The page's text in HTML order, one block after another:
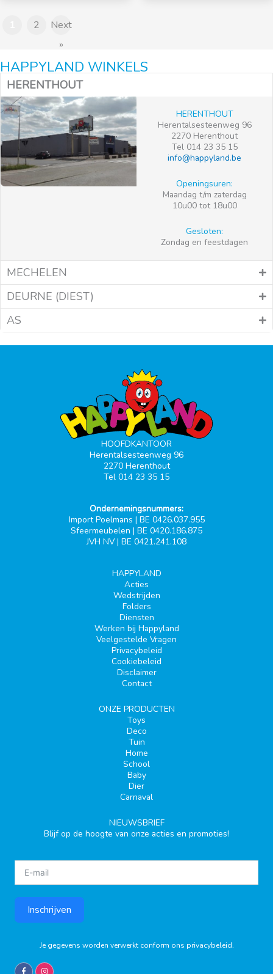
€59,95.
€49,95.
2
Next
»
HAPPYLAND WINKELS
HERENTHOUT
HERENTHOUT
Herentalsesteenweg 96
2270 Herenthout
Tel 014 23 35 15
info@happyland.be
Openingsuren:
Maandag t/m zaterdag
10u00 tot 18u00
Gesloten:
Zondag en feestdagen
MECHELEN
DEURNE (DIEST)
AS
HOOFDKANTOOR
Herentalsesteenweg 96
2270 Herenthout
Tel 014 23 35 15
Ondernemingsnummers:
Import Poelmans | BE 0426.037.955
Sfeermeubelen | BE 0420.186.875
JVH NV | BE 0421.241.108
HAPPYLAND
Acties
Wedstrijden
Folders
Diensten
Werken bij Happyland
Veelgestelde Vragen
Privacybeleid
Cookiebeleid
Disclaimer
Contact
ONZE PRODUCTEN
Toys
Deco
Tuin
Home
School
Baby
Dier
Carnaval
NIEUWSBRIEF
Blijf op de hoogte van onze acties en promoties!
Inschrijven
Je gegevens worden verwerkt conform ons privacybeleid.